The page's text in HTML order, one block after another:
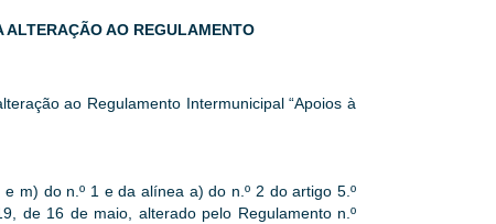
ALTERAÇÃO AO REGULAMENTO
ao Regulamento Intermunicipal “Apoios à
m) do n.º 1 e da alínea a) do n.º 2 do artigo 5.º
de 16 de maio, alterado pelo Regulamento n.º